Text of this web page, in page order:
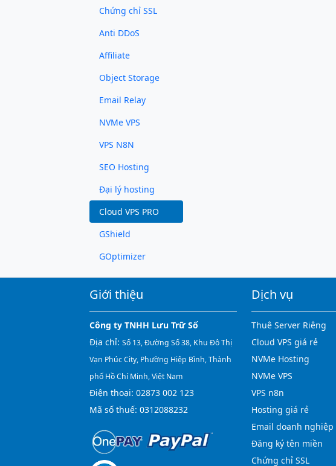
Chứng chỉ SSL
Anti DDoS
Affiliate
Object Storage
Email Relay
NVMe VPS
VPS N8N
SEO Hosting
Đại lý hosting
Cloud VPS PRO
GShield
GOptimizer
Giới thiệu
Công ty TNHH Lưu Trữ Số
Địa chỉ: Số 13, Đường Số 38, Khu Đô Thị
Vạn Phúc City, Phường Hiệp Bình, Thành
phố Hồ Chí Minh, Việt Nam
Điện thoại: 02873 002 123
Mã số thuế: 0312088232
Dịch vụ
Thuê Server Riêng
Cloud VPS giá rẻ
NVMe Hosting
NVMe VPS
VPS n8n
Hosting giá rẻ
Email doanh nghiệp
Đăng ký tên miền
Chứng chỉ SSL